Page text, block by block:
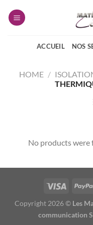
ACCUEIL NOS
HOME /
No products were
Copyright 2026 © Les
communication